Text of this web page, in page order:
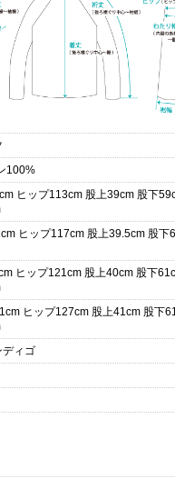
100%
ヒップ113cm 股上39cm 股下
ヒップ117cm 股上39.5cm 股下
ヒップ121cm 股上40cm 股下
ヒップ127cm 股上41cm 股下
ディゴ